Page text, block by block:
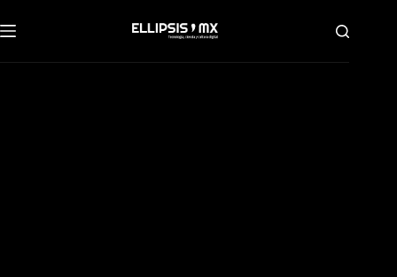
al
contenido